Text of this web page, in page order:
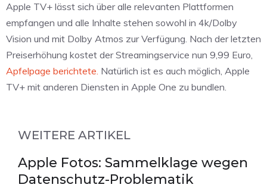
Apple TV+ lässt sich über alle relevanten Plattformen
empfangen und alle Inhalte stehen sowohl in 4k/Dolby
Vision und mit Dolby Atmos zur Verfügung. Nach der letzten
Preiserhöhung kostet der Streamingservice nun 9,99 Euro,
Apfelpage berichtete. Natürlich ist es auch möglich, Apple
TV+ mit anderen Diensten in Apple One zu bundlen.
WEITERE ARTIKEL
Apple Fotos: Sammelklage wegen
Datenschutz-Problematik